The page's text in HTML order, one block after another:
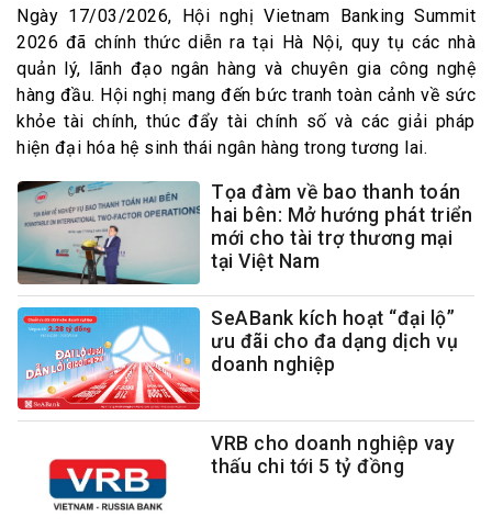
Ngày 17/03/2026, Hội nghị Vietnam Banking Summit
2026 đã chính thức diễn ra tại Hà Nội, quy tụ các nhà
quản lý, lãnh đạo ngân hàng và chuyên gia công nghệ
hàng đầu. Hội nghị mang đến bức tranh toàn cảnh về sức
khỏe tài chính, thúc đẩy tài chính số và các giải pháp
hiện đại hóa hệ sinh thái ngân hàng trong tương lai.
Tọa đàm về bao thanh toán
hai bên: Mở hướng phát triển
mới cho tài trợ thương mại
tại Việt Nam
SeABank kích hoạt “đại lộ”
ưu đãi cho đa dạng dịch vụ
doanh nghiệp
VRB cho doanh nghiệp vay
thấu chi tới 5 tỷ đồng